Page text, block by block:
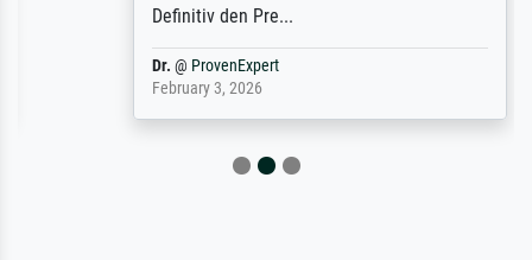
Definitiv den Pre...
ProvenExpert
February 3, 2026